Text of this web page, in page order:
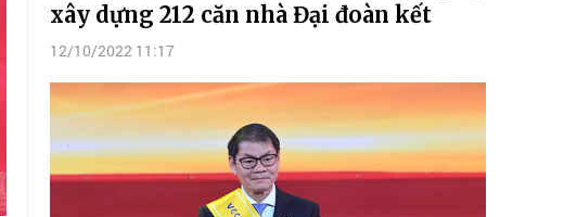
xây dựng 212 căn nhà Đại đoàn kết
12/10/2022 11:17